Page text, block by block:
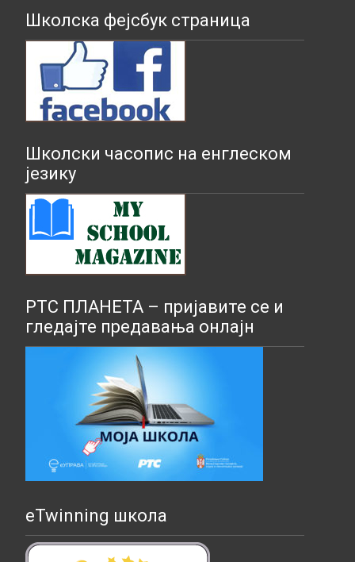
Школска фејсбук страница
Школски часопис на енглеском
језику
РТС ПЛАНЕТА – пријавите се и
гледајте предавања онлајн
eTwinning школа